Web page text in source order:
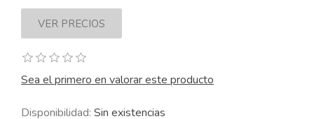
Sea el primero en valorar este producto
Disponibilidad: Sin existencias